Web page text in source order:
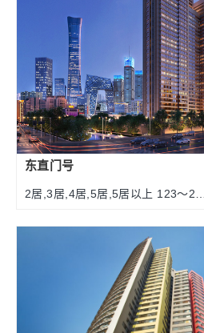
东直门号
2居,3居,4居,5居,5居以上 123～252